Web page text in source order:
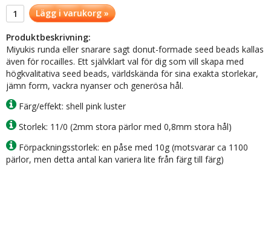
Lägg i varukorg »
Produktbeskrivning:
Miyukis runda eller snarare sagt donut-formade seed beads kallas
även för rocailles. Ett självklart val för dig som vill skapa med
högkvalitativa seed beads, världskända för sina exakta storlekar,
jämn form, vackra nyanser och generösa hål.
Färg/effekt: shell pink luster
Storlek: 11/0 (2mm stora pärlor med 0,8mm stora hål)
Förpackningsstorlek: en påse med 10g (motsvarar ca 1100
pärlor, men detta antal kan variera lite från färg till färg)